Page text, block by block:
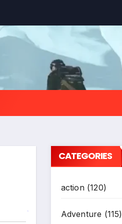
CATEGORIES
action(120)
Adventure (115)